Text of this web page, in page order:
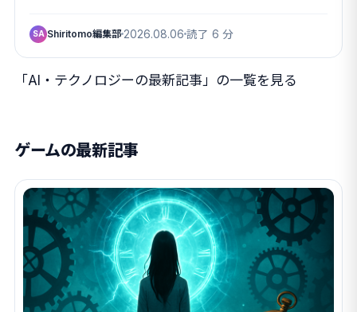
SA Shiritomo編集部 2026.08.06 読了 6 分
「AI・テクノロジーの最新記事」の一覧を見る
ゲームの最新記事